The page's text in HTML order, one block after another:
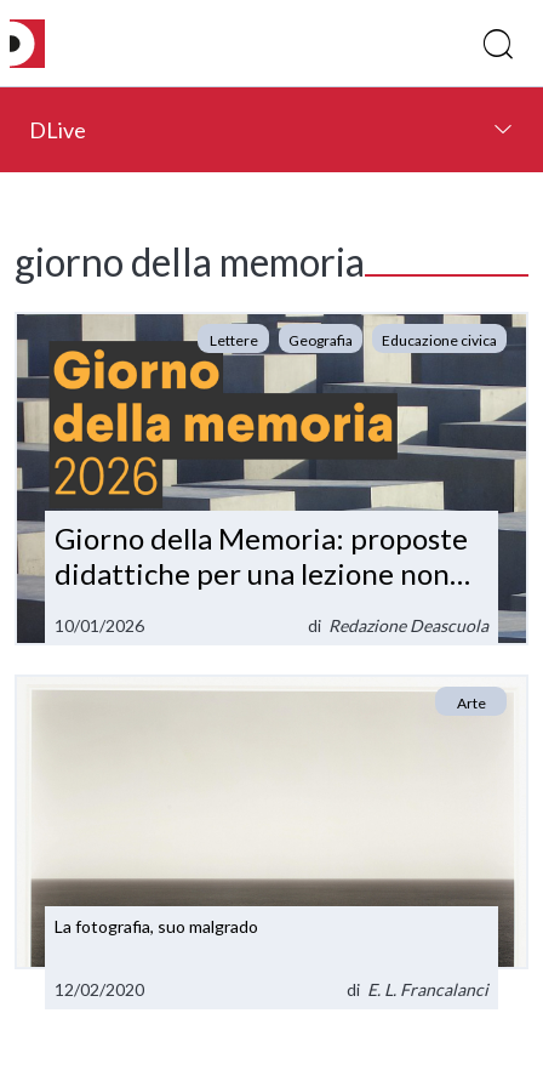
DLive
giorno della memoria
Lettere Geografia Educazione civica
Giorno della Memoria: proposte
didattiche per una lezione non
10/01/2026 di Redazione Deascuola
Arte
La fotografia, suo malgrado
12/02/2020 di E. L. Francalanci